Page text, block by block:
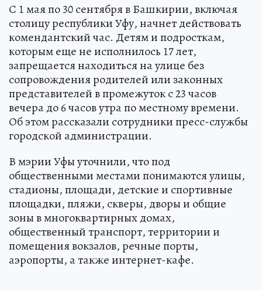
С 1 мая по 30 сентября в Башкирии, включая
столицу республики Уфу, начнет действовать
комендантский час. Детям и подросткам,
которым еще не исполнилось 17 лет,
запрещается находиться на улице без
сопровождения родителей или законных
представителей в промежуток с 23 часов
вечера до 6 часов утра по местному времени.
Об этом рассказали сотрудники пресс-службы
городской администрации.
В мэрии Уфы уточнили, что под
общественными местами понимаются улицы,
стадионы, площади, детские и спортивные
площадки, пляжи, скверы, дворы и общие
зоны в многоквартирных домах,
общественный транспорт, территории и
помещения вокзалов, речные порты,
аэропорты, а также интернет-кафе.